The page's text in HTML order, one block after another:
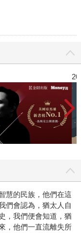
慧的民族，他們在這
們會認為，猶太人自
，我們便會知道，猶
，他們一直流離失所